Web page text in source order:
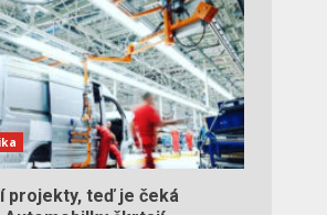
projekty, teď je čeká